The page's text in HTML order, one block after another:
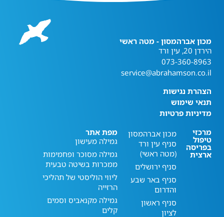
מכון אברהמסון - מטה ראשי
הירדן 20, עין ורד
073-360-8963
service@abrahamson.co.il
הצהרת נגישות
תנאי שימוש
מדיניות פרטיות
מרכזי
טיפול
בפריסה
ארצית
מכון אברהמסון
סניף עין ורד
(מטה ראשי)
סניף ירושלים
סניף באר שבע
והדרום
סניף ראשון
לציון
מפת אתר
גמילה מעישון
גמילה מסוכר ופחמימות
ממכרות בשיטה טבעית
ליווי הוליסטי של תהליכי
הרזייה
גמילה מקנאביס וסמים
קלים